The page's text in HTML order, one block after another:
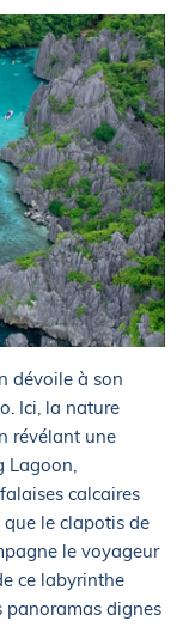
dévoile à son
Ici, la nature
révélant une
Lagoon,
calcaires
le clapotis de
le voyageur
ce labyrinthe
panoramas dignes